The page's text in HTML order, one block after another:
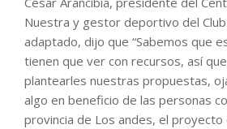
Nuestra y gestor deportivo del
adaptado, dijo que “Sabemos que
tienen que ver con recursos, así
plantearles nuestras propuestas,
algo en beneficio de las personas
provincia de Los andes, el proyecto